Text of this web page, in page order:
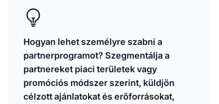
Hogyan lehet személyre szabni a
partnerprogramot? Szegmentálja a
partnereket piaci területek vagy
promóciós módszer szerint, küldjön
célzott ajánlatokat és erőforrásokat,